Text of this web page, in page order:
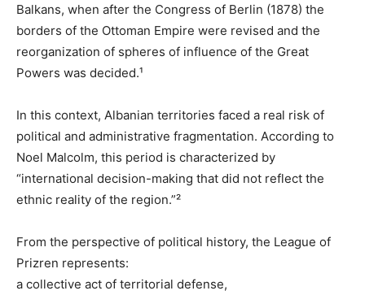
Balkans, when after the Congress of Berlin (1878) the
borders of the Ottoman Empire were revised and the
reorganization of spheres of influence of the Great
Powers was decided.¹
In this context, Albanian territories faced a real risk of
political and administrative fragmentation. According to
Noel Malcolm, this period is characterized by
“international decision-making that did not reflect the
ethnic reality of the region.”²
From the perspective of political history, the League of
Prizren represents:
a collective act of territorial defense,